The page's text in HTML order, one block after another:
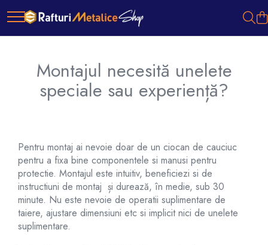
Montajul necesită unelete
speciale sau experiență?
Pentru montaj ai nevoie doar de un ciocan de cauciuc
pentru a fixa bine componentele si manusi pentru
protectie. Montajul este intuitiv, beneficiezi si de
instructiuni de montaj și durează, în medie, sub 30
minute. Nu este nevoie de operatii suplimentare de
taiere, ajustare dimensiuni etc si implicit nici de unelete
suplimentare.